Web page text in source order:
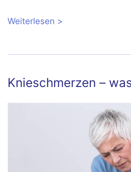
Weiterlesen über
Knieschmerzen –